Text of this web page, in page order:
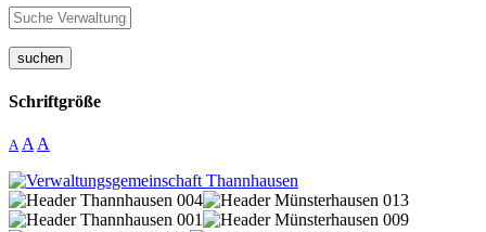
suchen
Schriftgröße
A A A